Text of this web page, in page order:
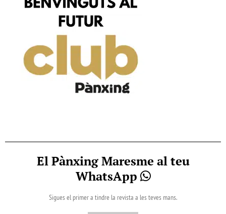
El Pànxing Maresme al teu
WhatsApp
Sigues el primer a tindre la revista a les teves mans.